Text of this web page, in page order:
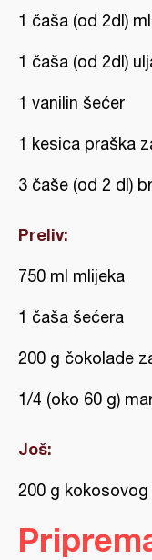
1 čaša (od 2dl)
1 čaša (od 2dl)
1 vanilin šećer
1 kesica praška
3 čaše (od 2 dl)
Preliv:
750 ml mlijeka
1 čaša šećera
200 g čokolade
1/4 (oko 60 g)
Još:
200 g